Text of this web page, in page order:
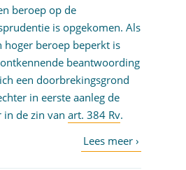
beroep op de
is opgekomen. Als
hoger beroep beperkt is
beantwoording
een doorbrekingsgrond
in eerste aanleg de
in de zin van art. 384 Rv.